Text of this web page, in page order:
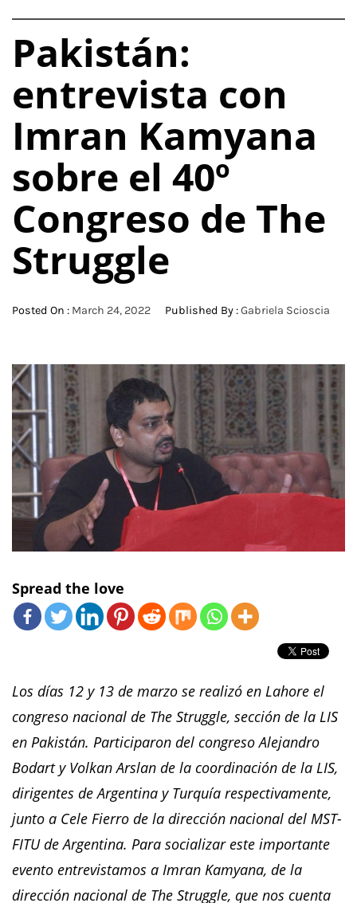
Pakistán:
entrevista con
Imran Kamyana
sobre el 40º
Congreso de The
Struggle
Posted On : March 24, 2022 Published By :Gabriela Scioscia
Spread the love
Los días 12 y 13 de marzo se realizó en Lahore el
congreso nacional de The Struggle, sección de la LIS
en Pakistán. Participaron del congreso Alejandro
Bodart y Volkan Arslan de la coordinación de la LIS,
dirigentes de Argentina y Turquía respectivamente,
junto a Cele Fierro de la dirección nacional del MST-
FITU de Argentina. Para socializar este importante
evento entrevistamos a Imran Kamyana, de la
dirección nacional de The Struggle, que nos cuenta